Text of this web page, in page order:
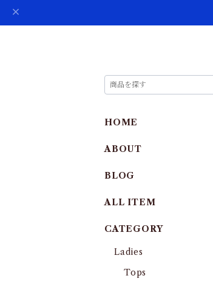
HOME
ABOUT
BLOG
ALL ITEM
CATEGORY
Ladies
Tops